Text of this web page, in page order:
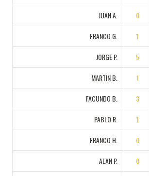
JUAN A. 0
FRANCO G. 1
JORGE P. 5
MARTIN B. 1
FACUNDO B. 3
PABLO R. 1
FRANCO H. 0
ALAN P. 0